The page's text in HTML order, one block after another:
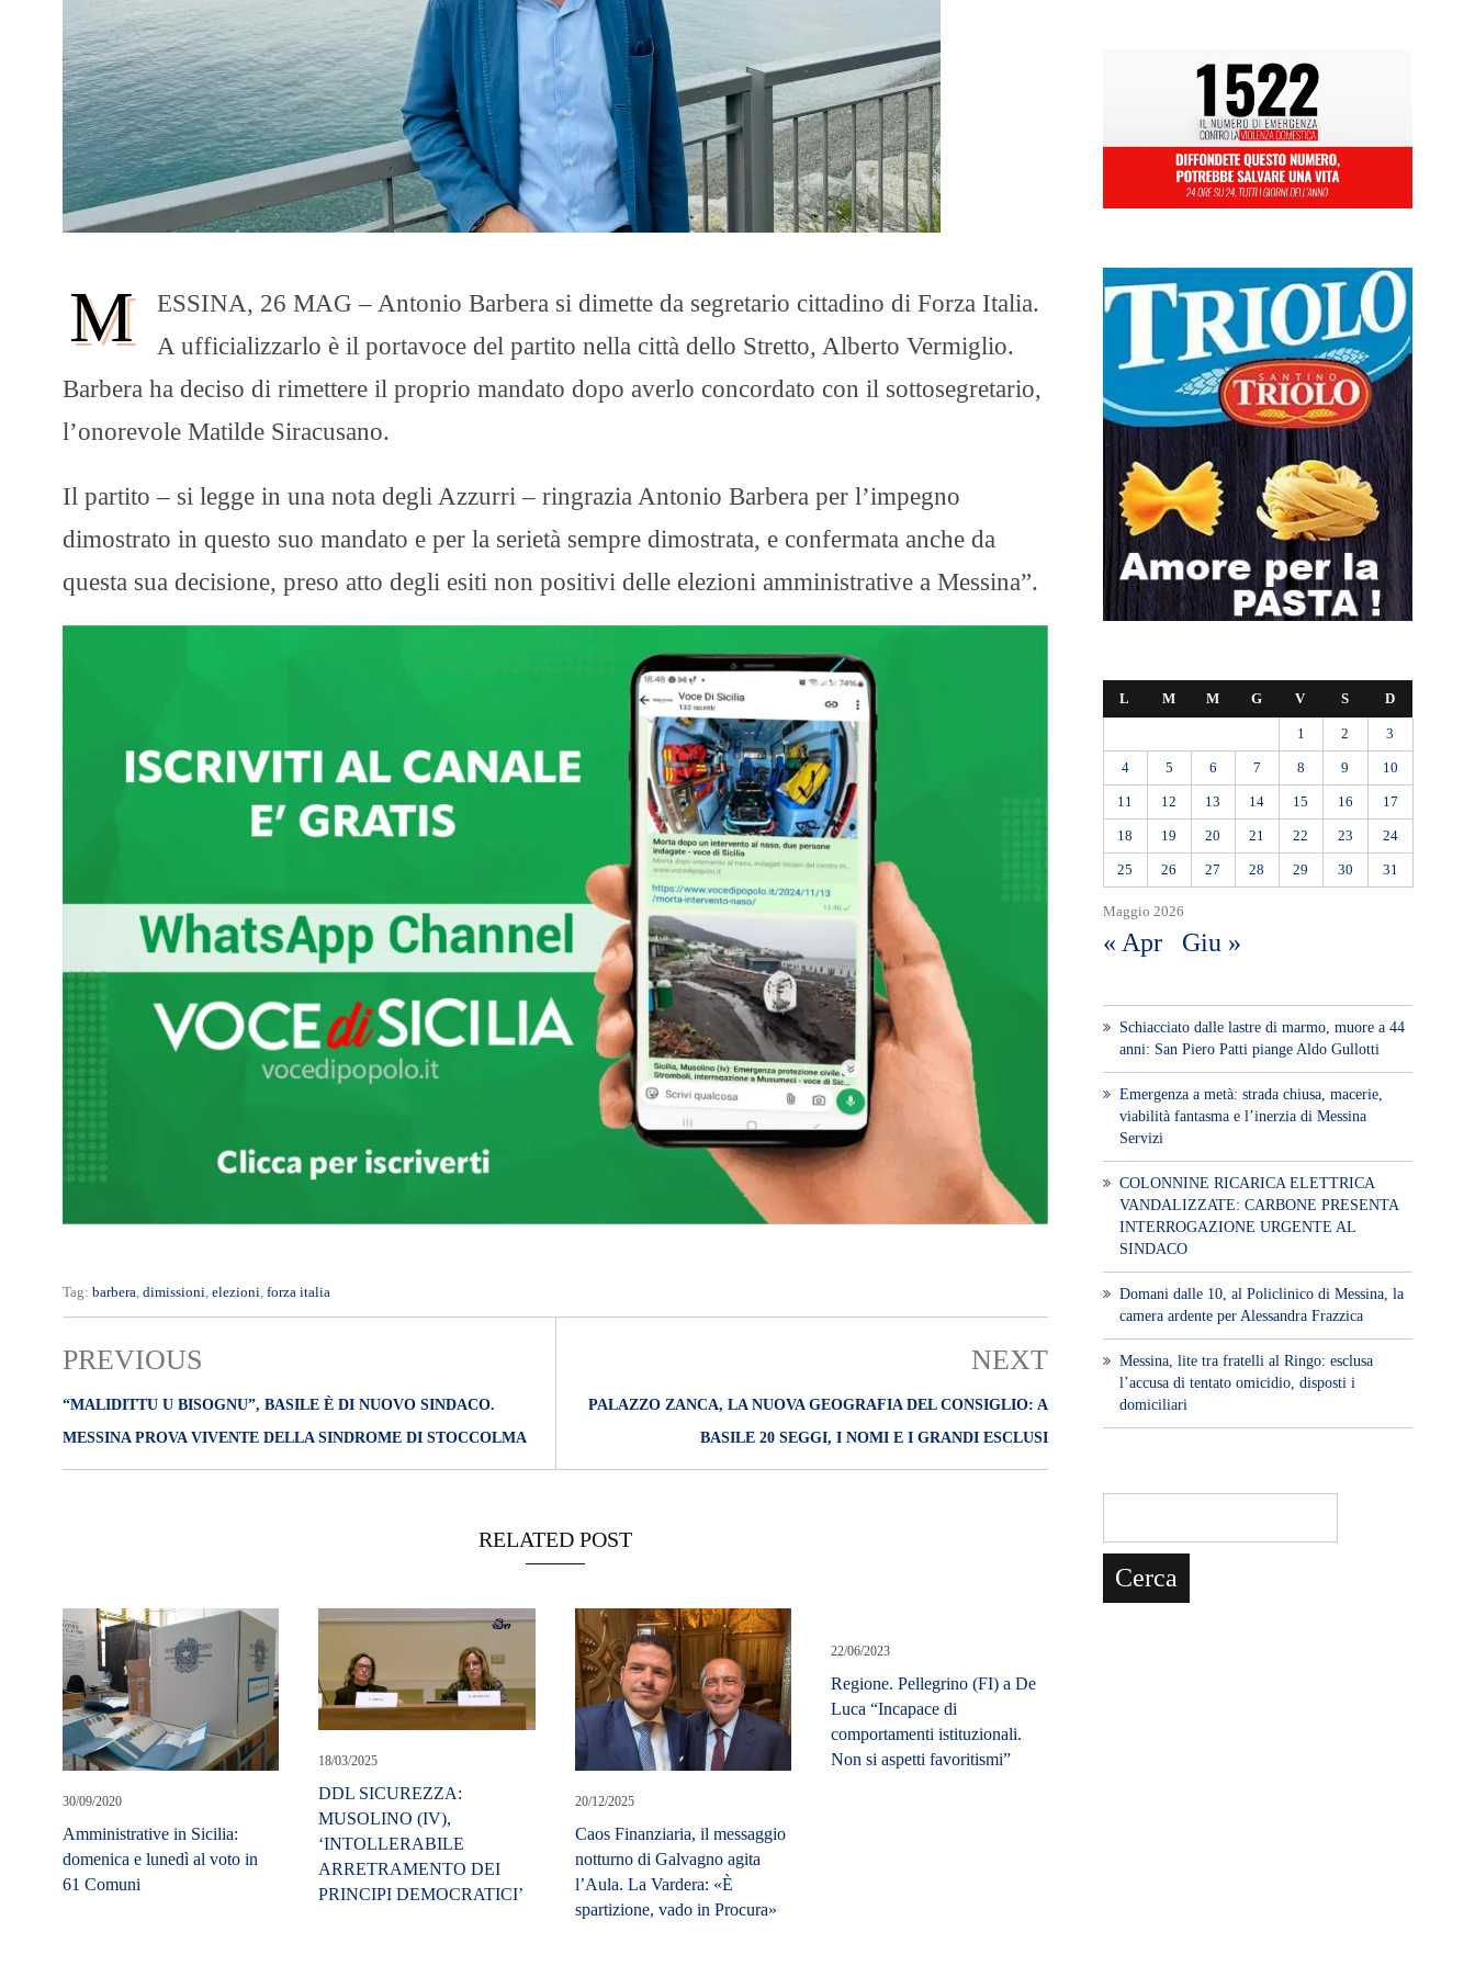
O
A
E
S
p
o
r
t
R
E
O
M
ESSINA, 26 MAG – Antonio Barbera si dimette da segretario cittadino di Forza Italia.
A ufficializzarlo è il portavoce del partito nella città dello Stretto, Alberto Vermiglio.
Barbera ha deciso di rimettere il proprio mandato dopo averlo concordato con il sottosegretario,
l’onorevole Matilde Siracusano.
Il partito – si legge in una nota degli Azzurri – ringrazia Antonio Barbera per l’impegno
dimostrato in questo suo mandato e per la serietà sempre dimostrata, e confermata anche da
questa sua decisione, preso atto degli esiti non positivi delle elezioni amministrative a Messina”.
Tag: barbera dimissioni elezioni forza italia
PREVIOUS
“MALIDITTU U BISOGNU”, BASILE È DI NUOVO SINDACO.
MESSINA PROVA VIVENTE DELLA SINDROME DI STOCCOLMA
NEXT
PALAZZO ZANCA, LA NUOVA GEOGRAFIA DEL CONSIGLIO: A
BASILE 20 SEGGI, I NOMI E I GRANDI ESCLUSI
RELATED POST
30/09/2020
Amministrative in Sicilia:
domenica e lunedì al voto in
61 Comuni
18/03/2025
DDL SICUREZZA:
MUSOLINO (IV),
‘INTOLLERABILE
ARRETRAMENTO DEI
PRINCIPI DEMOCRATICI’
20/12/2025
Caos Finanziaria, il messaggio
notturno di Galvagno agita
l’Aula. La Vardera: «È
spartizione, vado in Procura»
22/06/2023
Regione. Pellegrino (FI) a De
Luca “Incapace di
comportamenti istituzionali.
Non si aspetti favoritismi”
Maggio 2026
L M M G V S D
1 2 3
4 5 6 7 8 9 10
11 12 13 14 15 16 17
18 19 20 21 22 23 24
25 26 27 28 29 30 31
« Apr Giu »
Schiacciato dalle lastre di marmo, muore a 44
anni: San Piero Patti piange Aldo Gullotti
Emergenza a metà: strada chiusa, macerie,
viabilità fantasma e l’inerzia di Messina
Servizi
COLONNINE RICARICA ELETTRICA
VANDALIZZATE: CARBONE PRESENTA
INTERROGAZIONE URGENTE AL
SINDACO
Domani dalle 10, al Policlinico di Messina, la
camera ardente per Alessandra Frazzica
Messina, lite tra fratelli al Ringo: esclusa
l’accusa di tentato omicidio, disposti i
domiciliari